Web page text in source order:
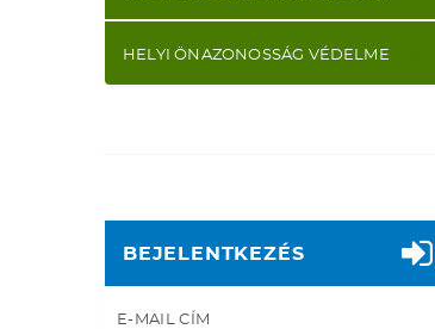
HELYI ÖNAZONOSSÁG VÉDELME
BEJELENTKEZÉS
E-MAIL CÍM